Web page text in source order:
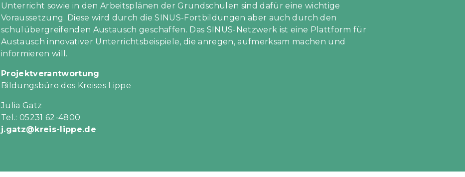
Unterricht sowie in den Arbeitsplänen der Grundschulen sind dafür eine wichtige
Voraussetzung. Diese wird durch die SINUS-Fortbildungen aber auch durch den
schulübergreifenden Austausch geschaffen. Das SINUS-Netzwerk ist eine Plattform für
Austausch innovativer Unterrichtsbeispiele, die anregen, aufmerksam machen und
informieren will.
Projektverantwortung
Bildungsbüro des Kreises Lippe
Julia Gatz
Tel.: 05231 62-4800
j.gatz@kreis-lippe.de